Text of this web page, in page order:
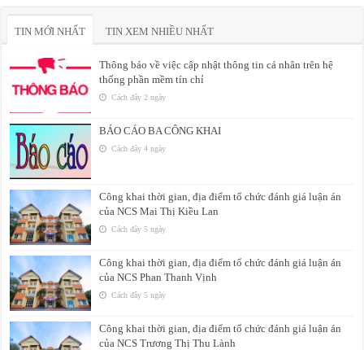
TIN MỚI NHẤT TIN XEM NHIỀU NHẤT
Thông báo về việc cập nhật thông tin cá nhân trên hệ
thống phần mềm tín chỉ
Cách đây 2 ngày
BÁO CÁO BA CÔNG KHAI
Cách đây 4 ngày
Công khai thời gian, địa điểm tổ chức đánh giá luận án
của NCS Mai Thị Kiều Lan
Cách đây 5 ngày
Công khai thời gian, địa điểm tổ chức đánh giá luận án
của NCS Phan Thanh Vịnh
Cách đây 5 ngày
Công khai thời gian, địa điểm tổ chức đánh giá luận án
của NCS Trương Thị Thu Lành